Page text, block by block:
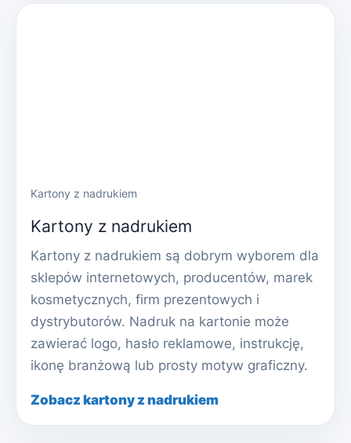
Kartony z nadrukiem
Kartony z nadrukiem
Kartony z nadrukiem są dobrym wyborem dla
sklepów internetowych, producentów, marek
kosmetycznych, firm prezentowych i
dystrybutorów. Nadruk na kartonie może
zawierać logo, hasło reklamowe, instrukcję,
ikonę branżową lub prosty motyw graficzny.
Zobacz kartony z nadrukiem